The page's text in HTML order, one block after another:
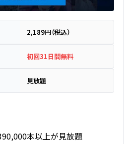
2,189円（税込）
初回31日間無料
見放題
本以上が見放題